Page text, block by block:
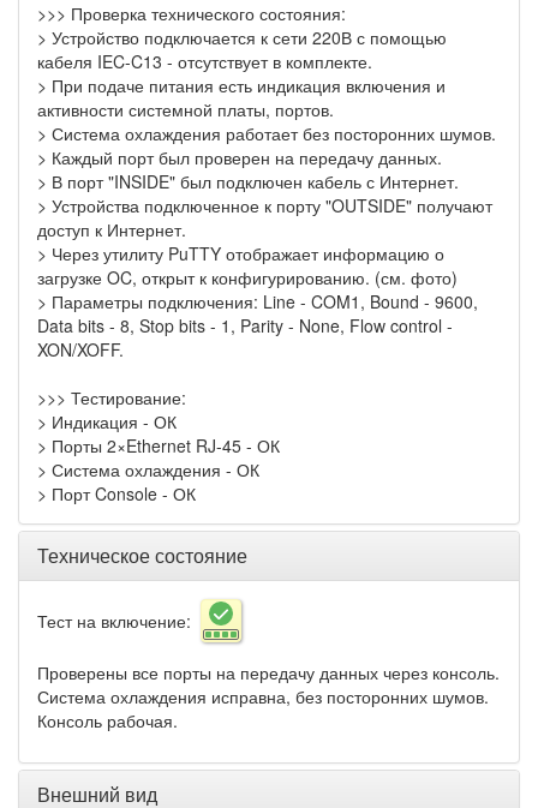
>>> Проверка технического состояния:
> Устройство подключается к сети 220В с помощью
кабеля IEC-C13 - отсутствует в комплекте.
> При подаче питания есть индикация включения и
активности системной платы, портов.
> Система охлаждения работает без посторонних шумов.
> Каждый порт был проверен на передачу данных.
> В порт "INSIDE" был подключен кабель с Интернет.
> Устройства подключенное к порту "OUTSIDE" получают
доступ к Интернет.
> Через утилиту PuTTY отображает информацию о
загрузке OC, открыт к конфигурированию. (см. фото)
> Параметры подключения: Line - COM1, Bound - 9600,
Data bits - 8, Stop bits - 1, Parity - None, Flow control -
XON/XOFF.
>>> Тестирование:
> Индикация - ОК
> Порты 2×Ethernet RJ-45 - ОК
> Система охлаждения - ОК
> Порт Console - ОК
Техническое состояние
Тест на включение:
Проверены все порты на передачу данных через консоль.
Система охлаждения исправна, без посторонних шумов.
Консоль рабочая.
Внешний вид